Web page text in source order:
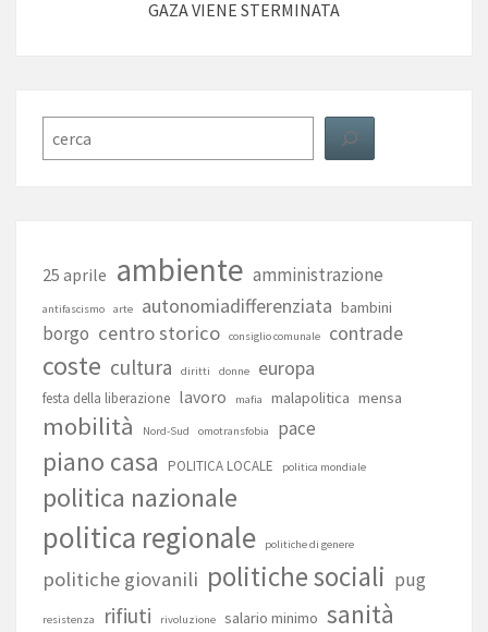
GAZA VIENE STERMINATA
25 aprile ambiente amministrazione
antifascismo arte autonomiadifferenziata bambini
borgo centro storico consiglio comunale contrade
coste cultura diritti donne europa
festa della liberazione lavoro mafia malapolitica mensa
mobilità Nord-Sud omotransfobia pace
piano casa POLITICA LOCALE politica mondiale
politica nazionale
politica regionale politiche di genere
politiche giovanili politiche sociali pug
resistenza rifiuti rivoluzione salario minimo sanità